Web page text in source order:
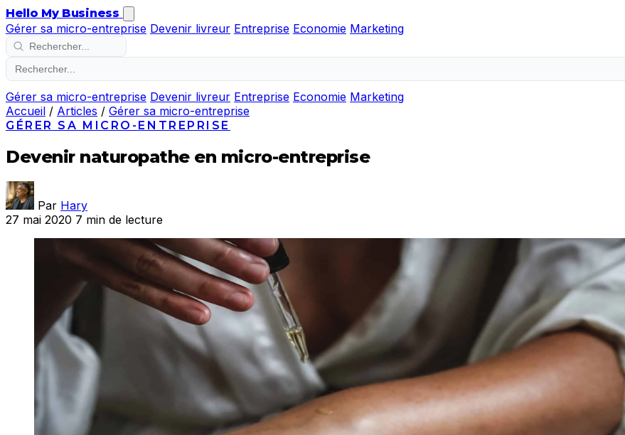
Hello My Business
Gérer sa micro-entreprise Devenir livreur Entreprise Economie Marketing
Gérer sa micro-entreprise Devenir livreur Entreprise Economie Marketing
Accueil / Articles / Gérer sa micro-entreprise
GÉRER SA MICRO-ENTREPRISE
Devenir naturopathe en micro-entreprise
Par Hary
27 mai 2020 7 min de lecture